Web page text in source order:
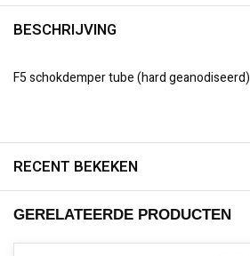
BESCHRIJVING
F5 schokdemper tube (hard geanodiseerd)
RECENT BEKEKEN
GERELATEERDE PRODUCTEN